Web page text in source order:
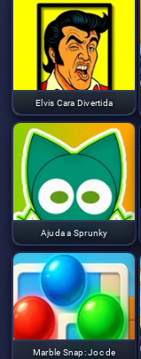
Elvis Cara Divertida
Ajuda a Sprunky
Marble Snap: Joc de